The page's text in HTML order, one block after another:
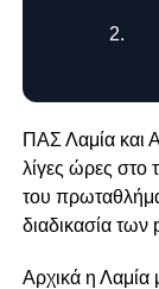
ΠΑΣ Λαμία και
λίγες ώρες στο
του
διαδικασία των
Aρχικά η Λαμία